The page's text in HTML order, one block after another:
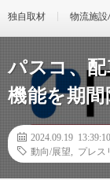
独自取材 物流施
パスコ、
機能を期
2024.09.19 13:39:10
動向/展望
プレス